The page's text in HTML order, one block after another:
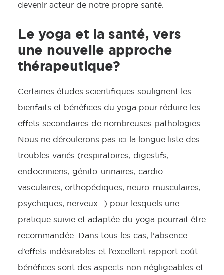
devenir acteur de notre propre santé.
Le yoga et la santé, vers
une nouvelle approche
thérapeutique?
Certaines études scientifiques soulignent les
bienfaits et bénéfices du yoga pour réduire les
effets secondaires de nombreuses pathologies.
Nous ne déroulerons pas ici la longue liste des
troubles variés (respiratoires, digestifs,
endocriniens, génito-urinaires, cardio-
vasculaires, orthopédiques, neuro-musculaires,
psychiques, nerveux…) pour lesquels une
pratique suivie et adaptée du yoga pourrait être
recommandée. Dans tous les cas, l’absence
d’effets indésirables et l’excellent rapport coût-
bénéfices sont des aspects non négligeables et